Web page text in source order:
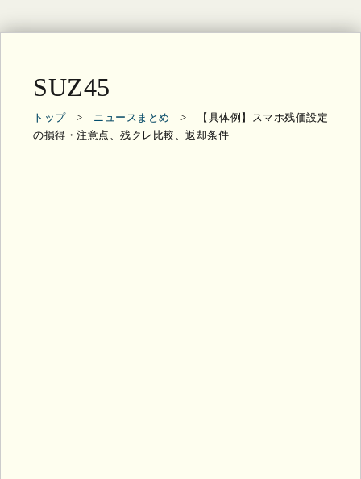
SUZ45
トップ> ニュースまとめ > 【具体例】スマホ残価設定
の損得・注意点、残クレ比較、返却条件